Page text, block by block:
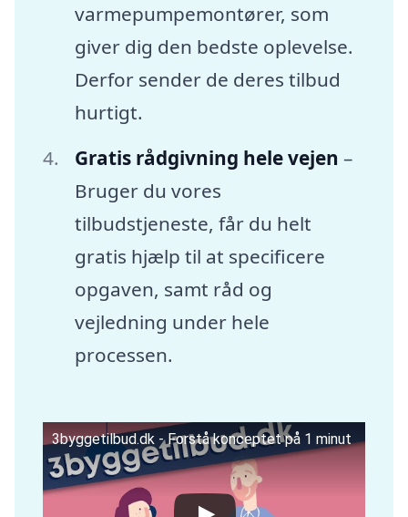
varmepumpemontører, som
giver dig den bedste oplevelse.
Derfor sender de deres tilbud
hurtigt.
Gratis rådgivning hele vejen –
Bruger du vores
tilbudstjeneste, får du helt
gratis hjælp til at specificere
opgaven, samt råd og
vejledning under hele
processen.
3byggetilbud.dk - Forstå konceptet på 1 minut